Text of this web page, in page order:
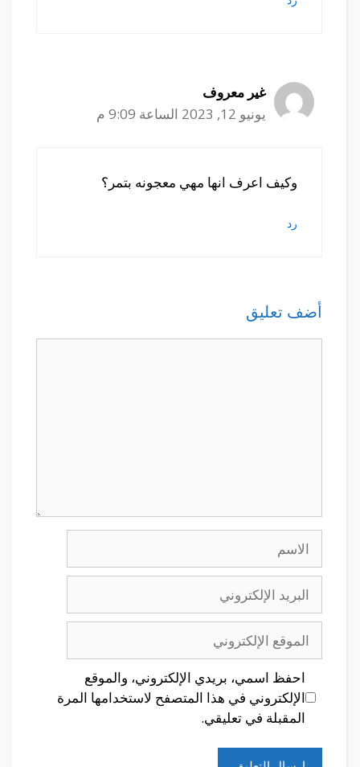
غير معروف
يونيو 12, 2023 الساعة 9:09 م
وكيف اعرف انها مهي معجونه بتمر؟
رد
أضف تعليق
الإلكتروني
الإلكتروني
احفظ اسمي، بريدي الإلكتروني، والموقع
الإلكتروني في هذا المتصفح لاستخدامها المرة
المقبلة في تعليقي.